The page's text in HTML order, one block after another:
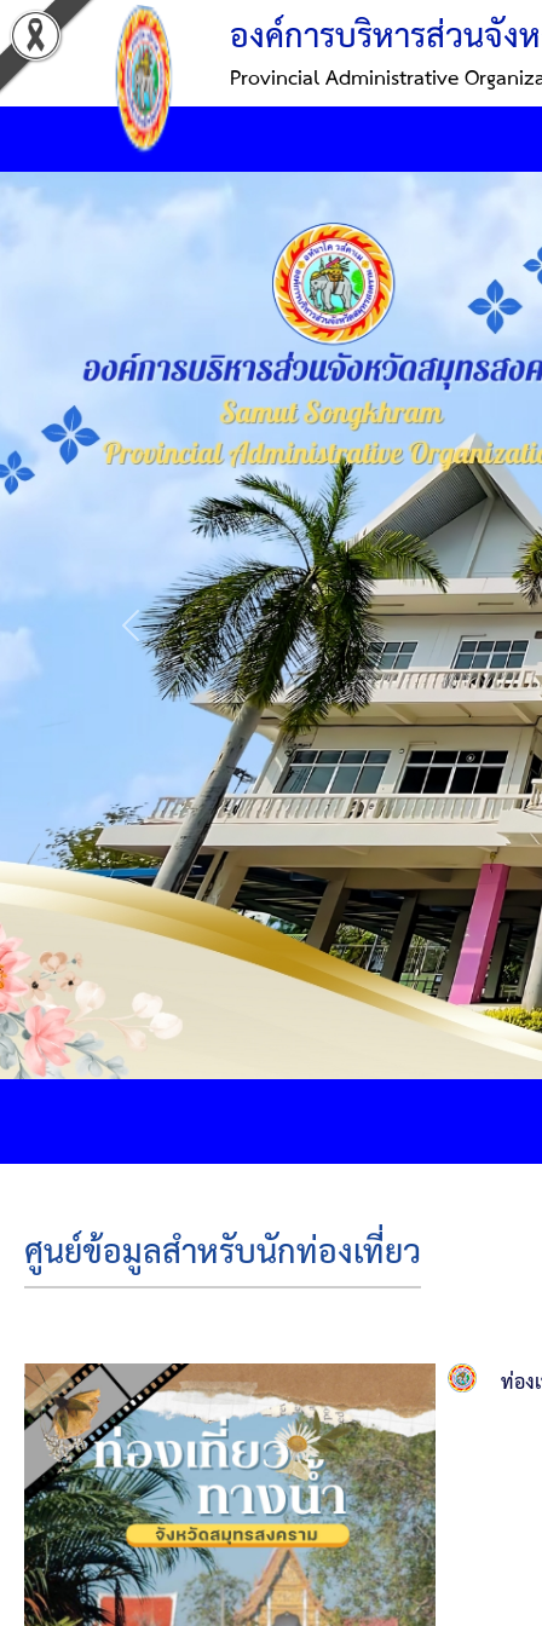
องค์การบริหารส่วนจัง
Provincial Administrative
Previous
ศูนย์ข้อมูลสำหรับนักท่องเที่ยว
ท่อง